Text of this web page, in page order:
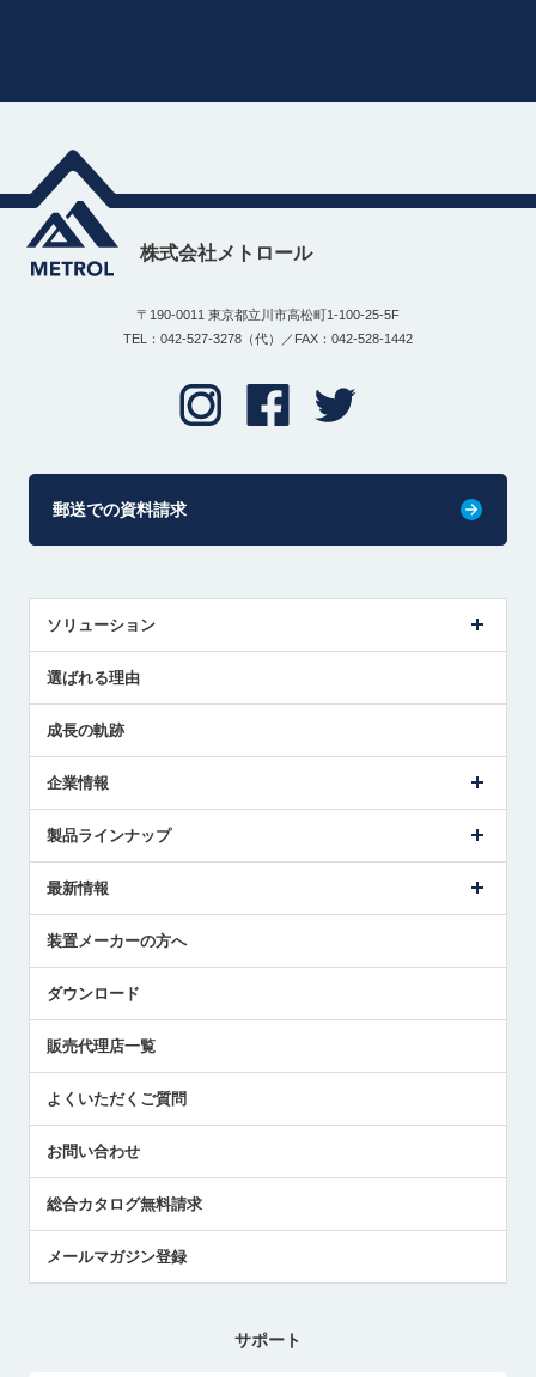
株式会社メトロール
〒190-0011 東京都立川市高松町1-100-25-5F
TEL：042-527-3278（代）／FAX：042-528-1442
郵送での資料請求
ソリューション
解決策提案
選ばれる理由
成長の軌跡
企業情報
ごあいさつ
受賞履歴
採用情報
国/地域/言語
製品ラインナップ
ツールセッタ製品
エアマイクロセンサ製品
最新情報
メトロールの技術
社員ブログ
中小企業のBCP地震対策
センサのテクニカルガイド
社長ブログ
装置メーカーの方へ
ダウンロード
販売代理店一覧
よくいただくご質問
お問い合わせ
総合カタログ無料請求
メールマガジン登録
サポート